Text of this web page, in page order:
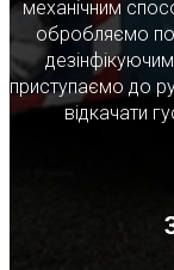
механічним
обробляємо
приступаємо до
відкачати